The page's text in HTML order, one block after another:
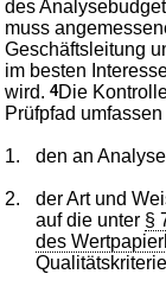
des
muss
Geschäftsleitung
im besten
wird.4Die
Prüfpfad umfassen
1. den an
2.
der Art und
auf die unter §
des